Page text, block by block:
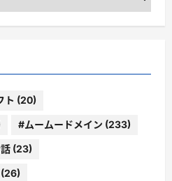
ト (20)
#ムームードメイン (233)
(23)
(26)